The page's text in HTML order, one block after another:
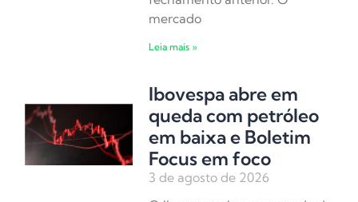
mercado
Leia mais »
Ibovespa abre em
queda com petróleo
em baixa e Boletim
Focus em foco
3 de agosto de 2026